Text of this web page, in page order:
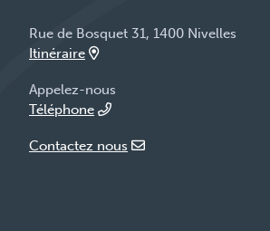
Rue de Bosquet 31, 1400 Nivelles
Itinéraire
Appelez-nous
Téléphone
Contactez nous